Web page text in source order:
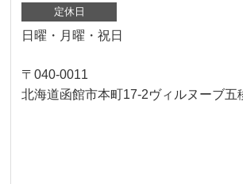
定休日
日曜・月曜・祝日
〒040-0011
北海道函館市本町17-2ヴィルヌーブ五